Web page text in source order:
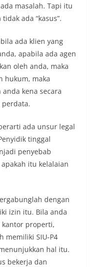
masalah. Tapi itu
ada “kasus”.
ada klien yang
apabila ada agen
oleh anda, maka
hukum, maka
kena secara
perdata.
ada unsur legal
tinggal
penyebab
itu kelalaian
dengan
izin itu. Bila anda
properti,
memiliki SIU-P4
hal itu.
bekerja dan